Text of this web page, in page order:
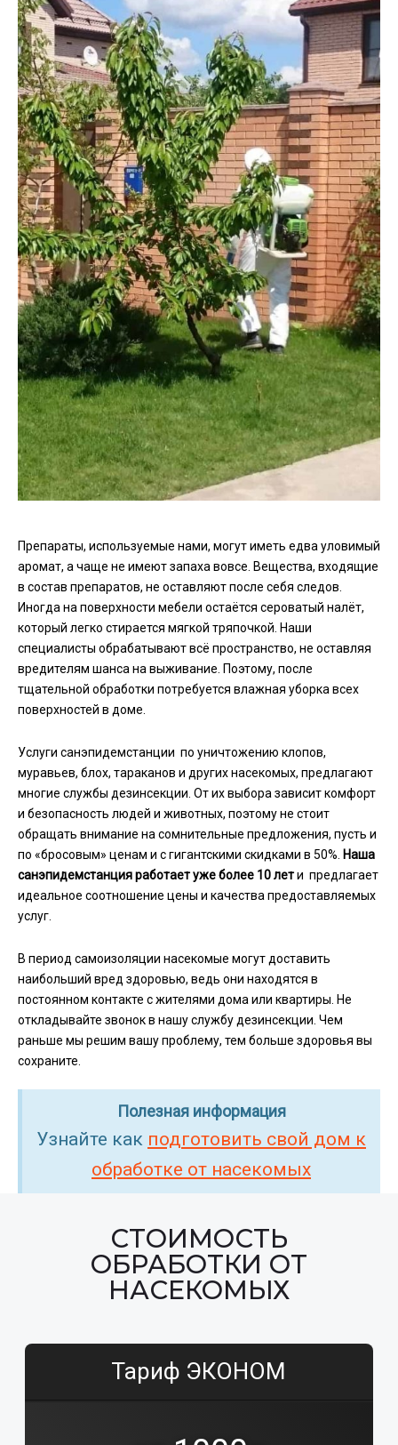
Препараты, используемые нами, могут иметь едва уловимый
аромат, а чаще не имеют запаха вовсе. Вещества, входящие
в состав препаратов, не оставляют после себя следов.
Иногда на поверхности мебели остаётся сероватый налёт,
который легко стирается мягкой тряпочкой. Наши
специалисты обрабатывают всё пространство, не оставляя
вредителям шанса на выживание. Поэтому, после
тщательной обработки потребуется влажная уборка всех
поверхностей в доме.
Услуги санэпидемстанции по уничтожению клопов,
муравьев, блох, тараканов и других насекомых, предлагают
многие службы дезинсекции. От их выбора зависит комфорт
и безопасность людей и животных, поэтому не стоит
обращать внимание на сомнительные предложения, пусть и
по «бросовым» ценам и с гигантскими скидками в 50%. Наша
санэпидемстанция работает уже более 10 лети предлагает
идеальное соотношение цены и качества предоставляемых
услуг.
В период самоизоляции насекомые могут доставить
наибольший вред здоровью, ведь они находятся в
постоянном контакте с жителями дома или квартиры. Не
откладывайте звонок в нашу службу дезинсекции. Чем
раньше мы решим вашу проблему, тем больше здоровья вы
сохраните.
Полезная информация
Узнайте как подготовить свой дом к
обработке от насекомых
СТОИМОСТЬ
ОБРАБОТКИ ОТ
НАСЕКОМЫХ
Тариф ЭКОНОМ